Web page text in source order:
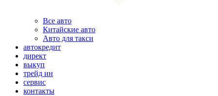
Все авто
Китайские авто
Авто для такси
автокредит
директ
выкуп
трейд ин
сервис
контакты